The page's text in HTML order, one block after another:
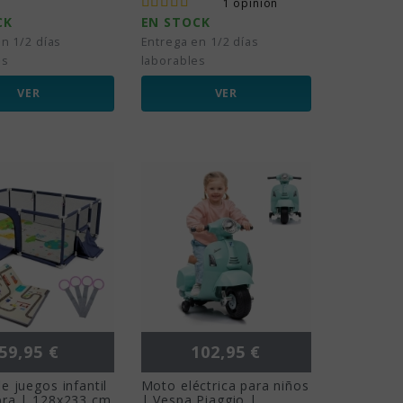
1/2 días
VER
EN STOCK
Entrega en 1/2 días
laborables
VER
Precio
59,95 €
juegos infantil
Precio
102,95 €
Moto eléctrica para niños